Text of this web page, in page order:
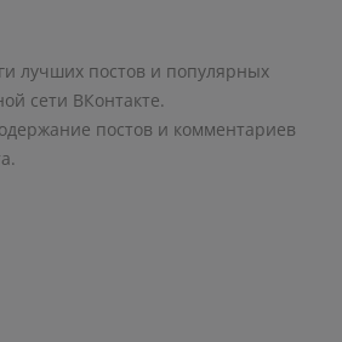
лучших постов и популярных
сети ВКонтакте.
постов и комментариев